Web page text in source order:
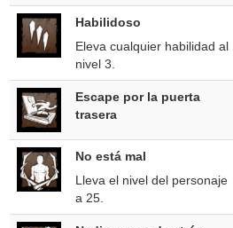
Habilidoso
Eleva cualquier habilidad al
nivel 3.
Escape por la puerta
trasera
No está mal
Lleva el nivel del personaje
a 25.